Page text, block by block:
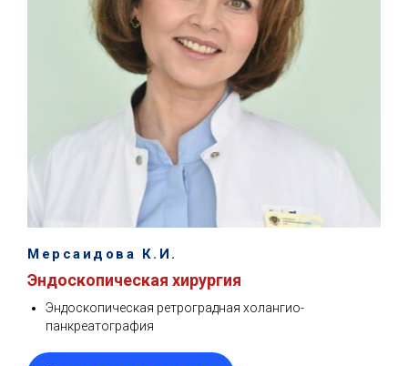
Мерсаидова К.И.
Эндоскопическая хирургия
Эндоскопическая ретроградная холангио-
панкреатография